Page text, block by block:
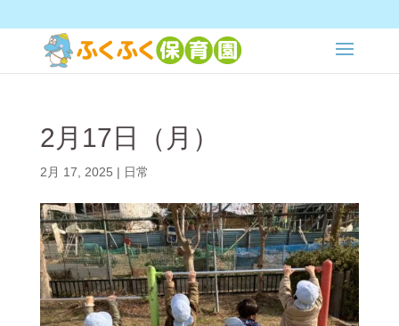
2月17日（月）
2月 17, 2025 | 日常